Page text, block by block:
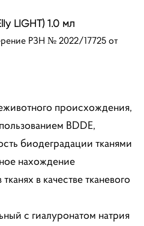
LIGHT) 1.0 мл
РЗН № 2022/17725 от
происхождения,
BDDE,
биодеградации тканями
нахождение
в качестве тканевого
с гиалуронатом натрия